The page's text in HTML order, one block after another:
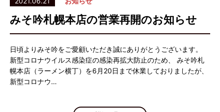
みそ吟札幌本店の営業再開のお知らせ
日頃よりみそ吟をご愛顧いただき誠にありがとうございます。
新型コロナウイルス感染症の感染再拡大防止のため、 みそ吟札
幌本店（ラーメン横丁）を6月20日まで休業しておりましたが、
新型コロナウ…